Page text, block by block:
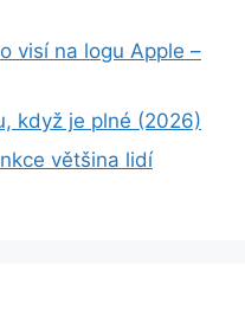
visí na logu Apple –
když je plné (2026)
většina lidí